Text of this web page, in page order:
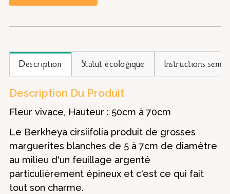
Description Statut écologique Instructions semis
Description Du Produit
Fleur vivace, Hauteur : 50cm à 70cm
Le Berkheya cirsiifolia produit de grosses
marguerites blanches de 5 à 7cm de diamètre
au milieu d'un feuillage argenté
particulièrement épineux et c'est ce qui fait
tout son charme.